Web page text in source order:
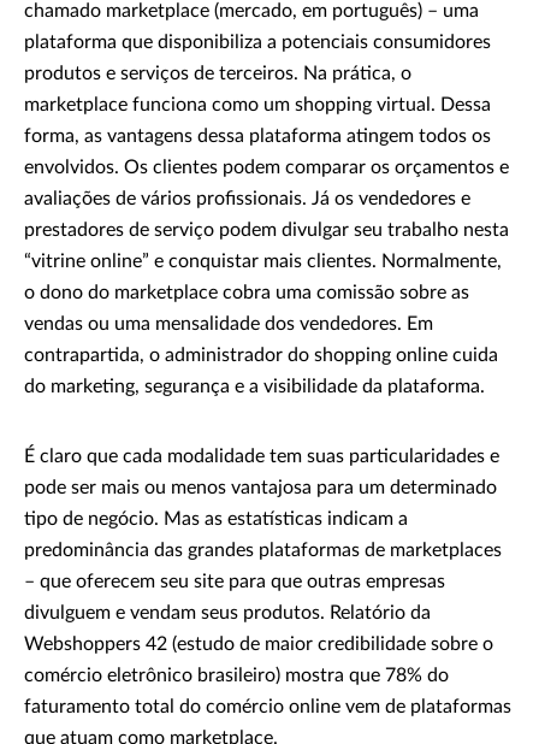
chamado marketplace (mercado, em português) – uma
plataforma que disponibiliza a potenciais consumidores
produtos e serviços de terceiros. Na prática, o
marketplace funciona como um shopping virtual. Dessa
forma, as vantagens dessa plataforma atingem todos os
envolvidos. Os clientes podem comparar os orçamentos e
avaliações de vários profissionais. Já os vendedores e
prestadores de serviço podem divulgar seu trabalho nesta
“vitrine online” e conquistar mais clientes. Normalmente,
o dono do marketplace cobra uma comissão sobre as
vendas ou uma mensalidade dos vendedores. Em
contrapartida, o administrador do shopping online cuida
do marketing, segurança e a visibilidade da plataforma.
É claro que cada modalidade tem suas particularidades e
pode ser mais ou menos vantajosa para um determinado
tipo de negócio. Mas as estatísticas indicam a
predominância das grandes plataformas de marketplaces
– que oferecem seu site para que outras empresas
divulguem e vendam seus produtos. Relatório da
Webshoppers 42 (estudo de maior credibilidade sobre o
comércio eletrônico brasileiro) mostra que 78% do
faturamento total do comércio online vem de plataformas
que atuam como marketplace.